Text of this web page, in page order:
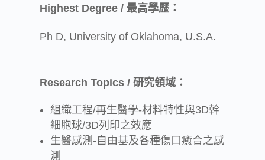
Highest Degree / 最高學歷：
Ph D, University of Oklahoma, U.S.A.
Research Topics / 研究領域：
組織工程/再生醫學-材料特性與3D幹
細胞球/3D列印之效應
生醫感測-自由基及各種傷口癒合之感
測